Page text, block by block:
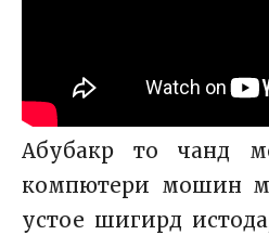
Абубакр то чанд
компютери мошин
устое шигирд